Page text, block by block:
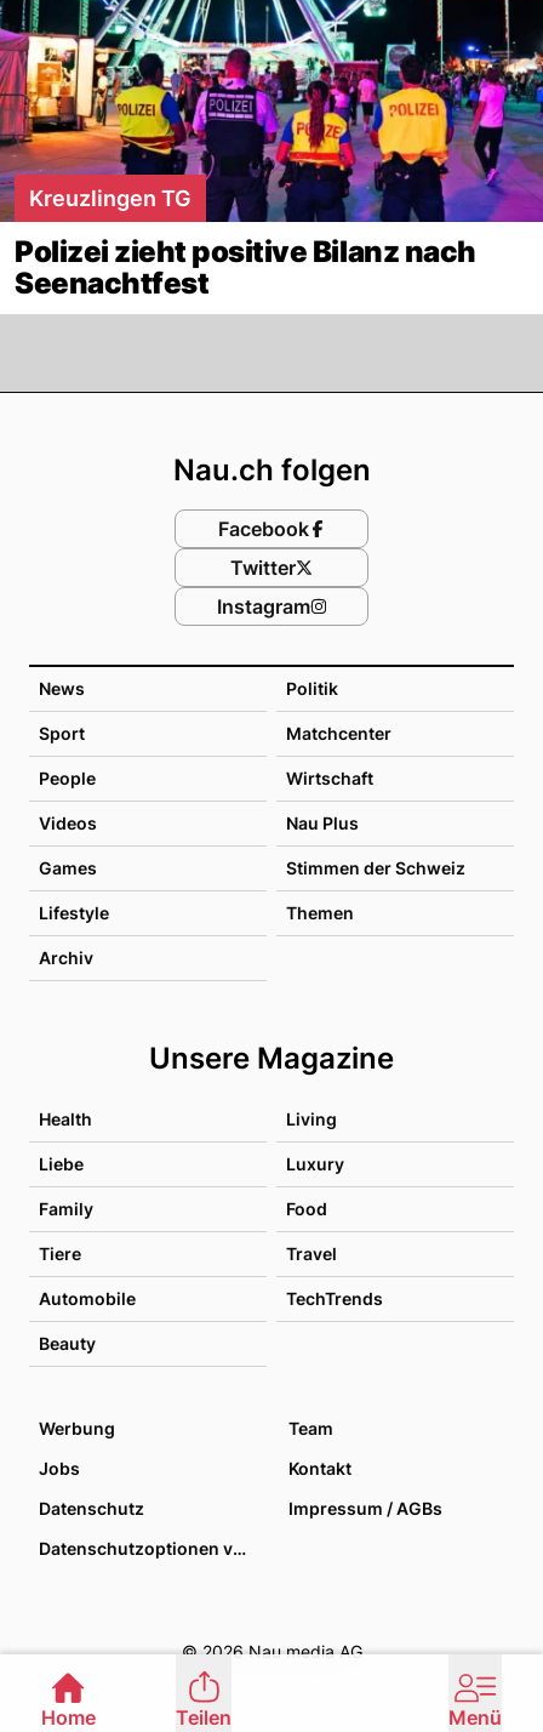
Kreuzlingen TG
Polizei zieht positive Bilanz nach
Seenachtfest
News Politik
Sport Matchcenter
People Wirtschaft
Videos Nau Plus
Games Stimmen der Schweiz
Lifestyle Themen
Archiv
Unsere Magazine
Health Living
Liebe Luxury
Family Food
Tiere Travel
Automobile TechTrends
Beauty
Nau.ch folgen
Facebook
Twitter
Instagram
Werbung
Team
Jobs
Kontakt
Datenschutz
Impressum / AGBs
Datenschutzoptionen verwalten
© 2026 Nau media AG
Home Teilen Menü